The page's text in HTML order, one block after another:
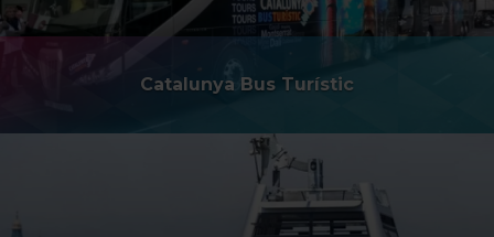
Catalunya Bus Turístic